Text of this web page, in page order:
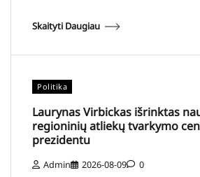
Skaityti Daugiau
Politika
Laurynas Virbickas išrinktas
regioninių atliekų tvarkymo
prezidentu
Admin 2026-08-09 0